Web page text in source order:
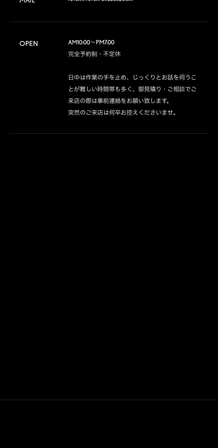
OPEN
AM10:00～PM7:00
完全予約制・不定休
日中は作業の手を止め、じっくりとお話を伺うこ
とが難しい時間帯も多く、御見積り・ご相談でご
来店の際は事前連絡をお願い致します。
突然のご来店は何卒お控えくださいませ。